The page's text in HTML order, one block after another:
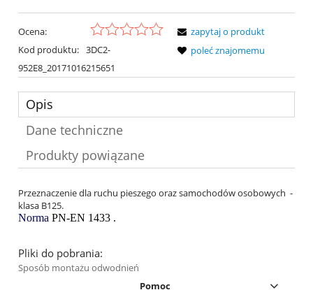
Ocena:
Kod produktu: 3DC2-
952E8_20171016215651
zapytaj o produkt
poleć znajomemu
Opis
Dane techniczne
Produkty powiązane
Przeznaczenie dla ruchu pieszego oraz samochodów osobowych -
klasa B125.
Norma PN-EN 1433 .
Pliki do pobrania:
Sposób montażu odwodnień
Pomoc